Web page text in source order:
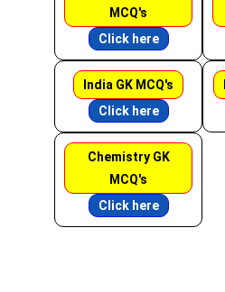
MCQ's
Click here
India GK MCQ's
Click here
Chemistry GK
MCQ's
Click here